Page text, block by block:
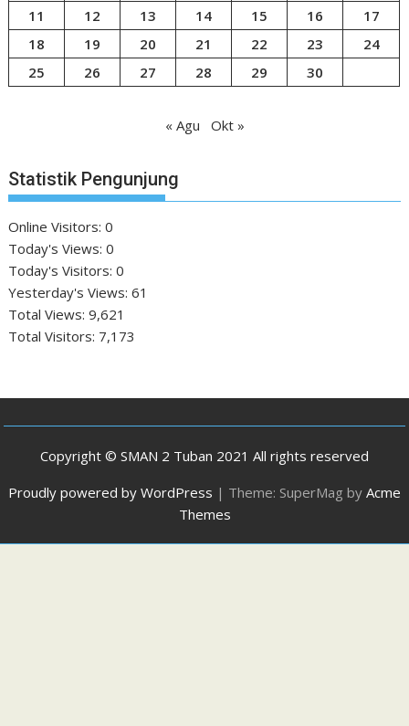
11
12 13 14 15 16
17
18
19 20 21 22 23
24
25
26 27 28 29 30
« Agu Okt »
Statistik Pengunjung
Online Visitors:0
Today's Views:0
Today's Visitors:0
Yesterday's Views:61
Total Views:9,621
Total Visitors: 7,173
Copyright © SMAN 2 Tuban 2021 All rights reserved
Proudly powered by WordPress | Theme: SuperMag by Acme
Themes